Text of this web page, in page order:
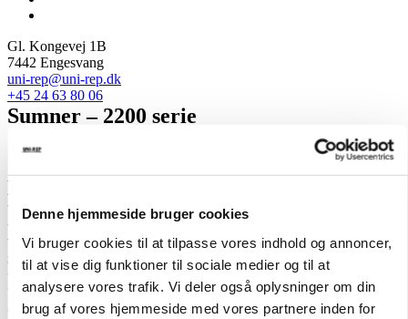
Denne hjemmeside bruger cookies
Vi bruger cookies til at tilpasse vores indhold og annoncer,
til at vise dig funktioner til sociale medier og til at
analysere vores trafik. Vi deler også oplysninger om din
brug af vores hjemmeside med vores partnere inden for
Gl. Kongevej 1B
7442 Engesvang
uni-rep@uni-rep.dk
+45 24 63 80 06
Sumner – 2200 serie
Sumner 2200-serien er kraftfulde og
pålidelige materialelifte, designet til
tunge løfteopgaver. Med høj
løftekapacitet og robust konstruktion
sikrer de effektivitet, sikkerhed og
holdbarhed i selv de mest krævende
arbejdsopgaver.